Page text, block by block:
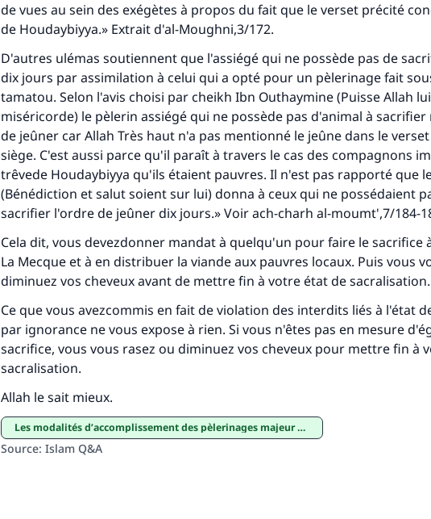
de vues au sein des exégètes à propos du fait que le verset précité
de Houdaybiyya.» Extrait d'al-Moughni,3/172.
D'autres ulémas soutiennent que l'assiégé qui ne possède pas de
dix jours par assimilation à celui qui a opté pour un pèlerinage fait
tamatou. Selon l'avis choisi par cheikh Ibn Outhaymine (Puisse Allah
miséricorde) le pèlerin assiégé qui ne possède pas d'animal à sacrifier
de jeûner car Allah Très haut n'a pas mentionné le jeûne dans le
siège. C'est aussi parce qu'il paraît à travers le cas des compagnons
trêvede Houdaybiyya qu'ils étaient pauvres. Il n'est pas rapporté que
(Bénédiction et salut soient sur lui) donna à ceux qui ne possédaient
sacrifier l'ordre de jeûner dix jours.» Voir ach-charh al-moumt',7/184-
Cela dit, vous devezdonner mandat à quelqu'un pour faire le sacrifice
La Mecque et à en distribuer la viande aux pauvres locaux. Puis vous
diminuez vos cheveux avant de mettre fin à votre état de sacralisation.
Ce que vous avezcommis en fait de violation des interdits liés à l'état
par ignorance ne vous expose à rien. Si vous n'êtes pas en mesure
sacrifice, vous vous rasez ou diminuez vos cheveux pour mettre fin à
sacralisation.
Allah le sait mieux.
Les modalités d’accomplissement des pèlerinages majeur et mineur
Source: Islam Q&A
Soutenez IslamQA